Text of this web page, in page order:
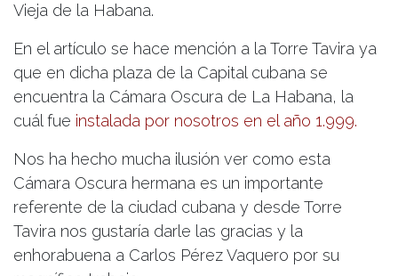
Vieja de la Habana.
En el artículo se hace mención a la Torre Tavira ya
que en dicha plaza de la Capital cubana se
encuentra la Cámara Oscura de La Habana, la
cuál fue instalada por nosotros en el año 1.999.
Nos ha hecho mucha ilusión ver como esta
Cámara Oscura hermana es un importante
referente de la ciudad cubana y desde Torre
Tavira nos gustaría darle las gracias y la
enhorabuena a Carlos Pérez Vaquero por su